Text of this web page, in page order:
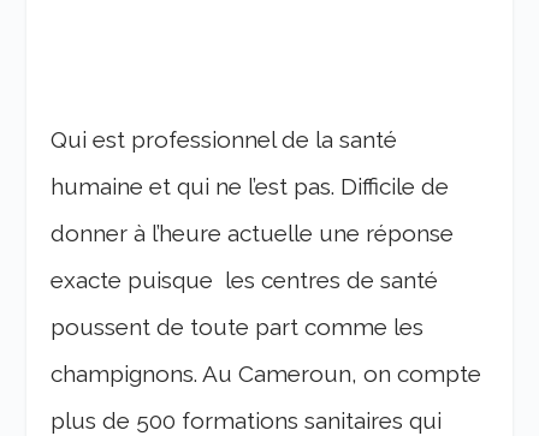
Qui est professionnel de la santé
humaine et qui ne l’est pas. Difficile de
donner à l’heure actuelle une réponse
exacte puisque les centres de santé
poussent de toute part comme les
champignons. Au Cameroun, on compte
plus de 500 formations sanitaires qui